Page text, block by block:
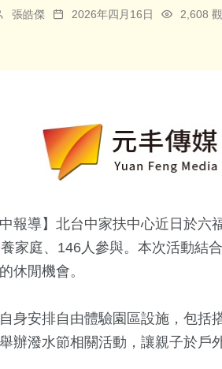
張皓傑 2026年四月16日 2,608
報導】北台中家扶中心近日於六
家庭、146人參與。本次活動結
休閒機會。
身安排自由體驗園區設施，包括
辦潑水節相關活動，讓親子於戶